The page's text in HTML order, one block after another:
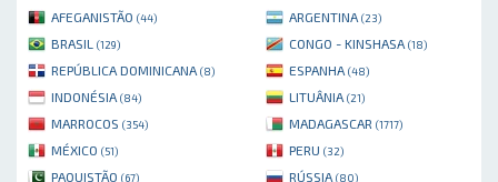
AFEGANISTÃO (44) ARGENTINA (23)
BRASIL (129) CONGO - KINSHASA (18)
REPÚBLICA DOMINICANA (8) ESPANHA (48)
INDONÉSIA (84) LITUÂNIA (21)
MARROCOS (354) MADAGASCAR (1717)
MÉXICO (51) PERU (32)
PAQUISTÃO (67) RÚSSIA (80)